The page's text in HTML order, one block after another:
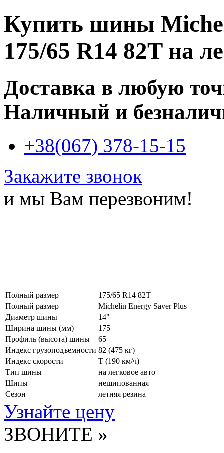
Купить шины
175/65 R14 82Tна
Доставка в любую
Наличный и
+38(067) 378-15-15
Закажите звонок
и мы Вам перезвоним!
Полный размер
175/65 R14 82T
Полный размер
Michelin Energy Saver Plus
Диаметр шины
14"
Ширина шины (мм)
175
Профиль (высота) шины
65
Индекс грузоподъемности 82 (475 кг)
Индекс скорости
T (190 км/ч)
Тип шины
на легковое авто
Шипы
нешипованная
Сезон
летняя резина
Узнайте цену
ЗВОНИТЕ »